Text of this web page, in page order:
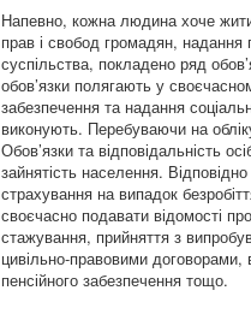
Напевно, кожна людина хоче
прав і свобод громадян, надання
суспільства, покладено ряд
обов’язки полягають у
забезпечення та надання
виконують. Перебуваючи на
Обов’язки та відповідальність
зайнятість населення.
страхування на випадок
своєчасно подавати відомості
стажування, прийняття з
цивільно-правовими
пенсійного забезпечення тощо.